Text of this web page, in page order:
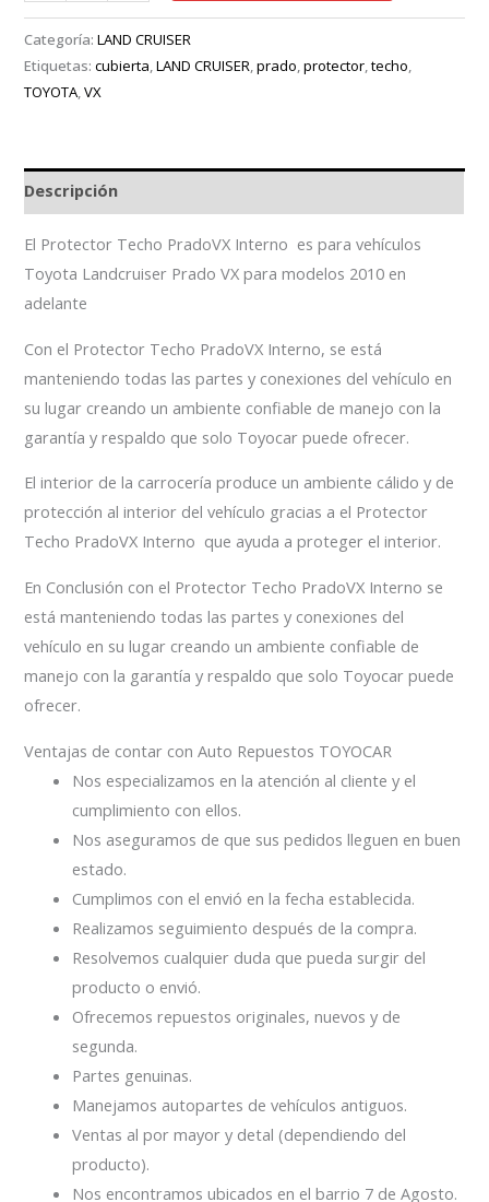
Categoría:LAND CRUISER
Etiquetas:cubierta,LAND CRUISER,prado,protector,techo,
TOYOTA,VX
Descripción
El Protector Techo PradoVX Interno es para vehículos
Toyota Landcruiser Prado VX para modelos 2010 en
adelante
Con el Protector Techo PradoVX Interno, se está
manteniendo todas las partes y conexiones del vehículo en
su lugar creando un ambiente confiable de manejo con la
garantía y respaldo que solo Toyocar puede ofrecer.
El interior de la carrocería produce un ambiente cálido y de
protección al interior del vehículo gracias a el Protector
Techo PradoVX Interno que ayuda a proteger el interior.
En Conclusión con el Protector Techo PradoVX Interno se
está manteniendo todas las partes y conexiones del
vehículo en su lugar creando un ambiente confiable de
manejo con la garantía y respaldo que solo Toyocar puede
ofrecer.
Ventajas de contar con Auto Repuestos TOYOCAR
Nos especializamos en la atención al cliente y el
cumplimiento con ellos.
Nos aseguramos de que sus pedidos lleguen en buen
estado.
Cumplimos con el envió en la fecha establecida.
Realizamos seguimiento después de la compra.
Resolvemos cualquier duda que pueda surgir del
producto o envió.
Ofrecemos repuestos originales, nuevos y de
segunda.
Partes genuinas.
Manejamos autopartes de vehículos antiguos.
Ventas al por mayor y detal (dependiendo del
producto).
Nos encontramos ubicados en el barrio 7 de Agosto.